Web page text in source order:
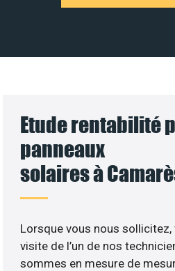
Etude rentabilité
panneaux
solaires à
Lorsque vous nous
visite de l’un de nos
sommes en mesure de